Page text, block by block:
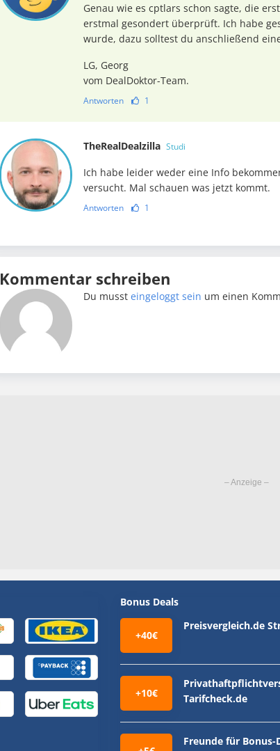
Genau wie es cptlars schon sagte, die
erstmal gesondert überprüft. Ich habe
wurde, dazu solltest du anschließend
LG, Georg
vom DealDoktor-Team.
Antworten 1
TheRealDealzilla Studi
Ich habe leider weder eine Info
versucht. Mal schauen was jetzt kommt.
Antworten 1
Kommentar schreiben
Du mussteingeloggt sein um einen
Bonus Deals
+40€
Preisvergleich.de
+10€
Tarifcheck.de
Freunde für Bonus-